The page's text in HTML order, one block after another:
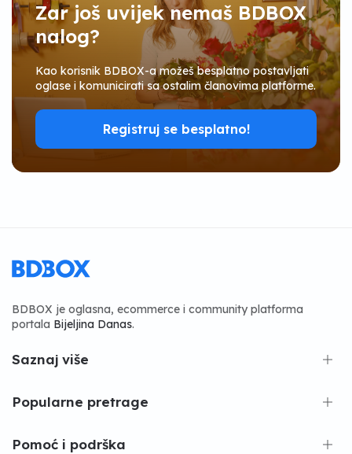
Zar još uvijek nemaš BDBOX
nalog?
Kao korisnik BDBOX-a možeš besplatno postavljati
oglase i komunicirati sa ostalim članovima platforme.
Registruj se besplatno!
BDBOX je oglasna, ecommerce i community platforma
portala Bijeljina Danas.
Saznaj više
Popularne pretrage
Pomoć i podrška